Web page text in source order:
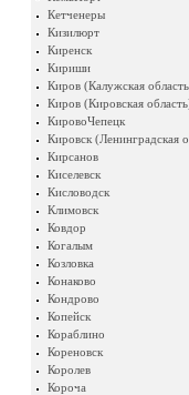
Кетченеры
Кизилюрт
Киренск
Кириши
Киров (Калужская
Киров (Кировская
КировоЧепецк
Кировск (Ленинградская
Кирсанов
Киселевск
Кисловодск
Климовск
Ковдор
Когалым
Козловка
Конаково
Кондрово
Копейск
Кораблино
Кореновск
Королев
Короча